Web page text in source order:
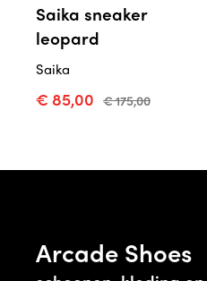
Saika sneaker
leopard
Saika
€ 85,00 € 175,00
Arcade Shoes